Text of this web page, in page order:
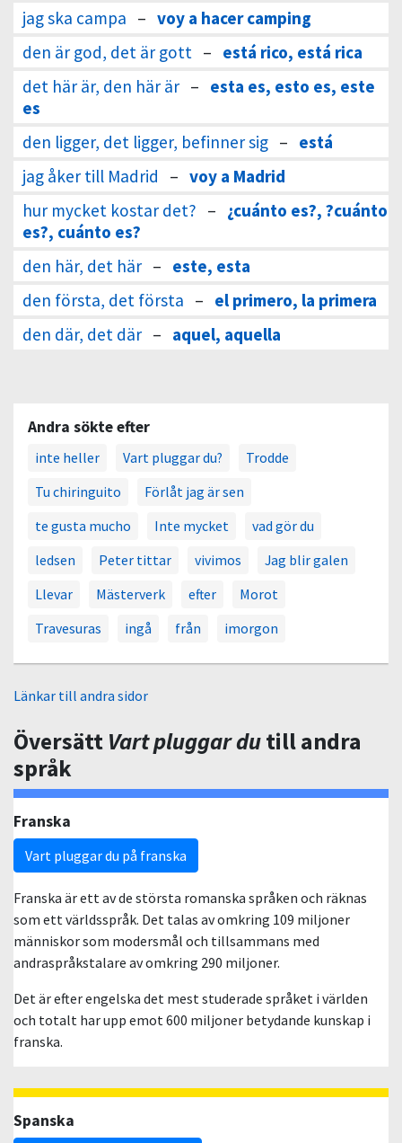
jag ska campa – voy a hacer camping
den är god, det är gott – está rico, está rica
det här är, den här är – esta es, esto es, este
es
den ligger, det ligger, befinner sig – está
jag åker till Madrid
– voy a Madrid
hur mycket kostar det? – ¿cuánto es?, ?cuánto
es?, cuánto es?
den här, det här – este, esta
den första, det första – el primero, la primera
den där, det där – aquel, aquella
Andra sökte efter
inte heller Vart pluggar du?
Trodde
Tu chiringuito
Förlåt jag är sen
te gusta mucho
Inte mycket
vad gör du
ledsen
Peter tittar vivimos
Jag blir galen
Llevar
Mästerverk efter
Morot
Travesuras
ingå från imorgon
Länkar till andra sidor
Översätt Vart pluggar dutill andra
språk
Franska
Vart pluggar du på franska
Franska är ett av de största romanska språken och räknas
som ett världsspråk. Det talas av omkring 109 miljoner
människor som modersmål och tillsammans med
andraspråkstalare av omkring 290 miljoner.
Det är efter engelska det mest studerade språket i världen
och totalt har upp emot 600 miljoner betydande kunskap i
franska.
Spanska